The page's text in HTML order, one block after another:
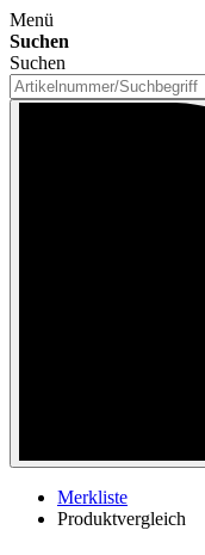
Menü
Suchen
Suchen
Merkliste
Produktvergleich